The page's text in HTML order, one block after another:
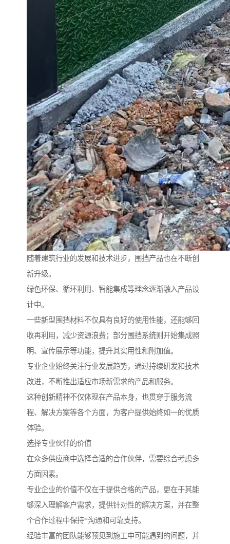
随着建筑行业的发展和技术进步，围挡产品也在不断创
新升级。
绿色环保、循环利用、智能集成等理念逐渐融入产品设
计中。
一些新型围挡材料不仅具有良好的使用性能，还能够回
收再利用，减少资源浪费；部分围挡系统则开始集成照
明、宣传展示等功能，提升其实用性和附加值。
专业企业始终关注行业发展趋势，通过持续研发和技术
改进，不断推出适应市场新需求的产品和服务。
这种创新精神不仅体现在产品本身，也贯穿于服务流
程、解决方案等各个方面，为客户提供始终如一的优质
体验。
选择专业伙伴的价值
在众多供应商中选择合适的合作伙伴，需要综合考虑多
方面因素。
专业企业的价值不仅在于提供合格的产品，更在于其能
够深入理解客户需求，提供针对性的解决方案，并在整
个合作过程中保持*沟通和可靠支持。
经验丰富的团队能够预见到施工中可能遇到的问题，并